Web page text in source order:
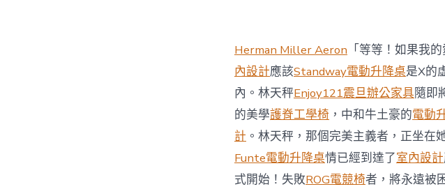
Herman Miller Aeron 「等等！如果我
內設計應該Standway電動升降桌是X的
內。林天秤Enjoy121震旦辦公家具隨即
的美學護脊工學椅 ，中和牛土豪的電動
計 。林天秤，那個完美主義者，正坐在
Funte電動升降桌情已經到達了室內設計
式開始！失敗ROG電競椅者，將永遠被